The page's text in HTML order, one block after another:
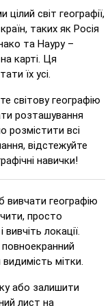
як 'Натисніть
на…',
полегшення
місце.
на…', але після
початкового
на…', але без
на…', але
клавіші 1–4.
світ географії,
таких як Росія
та Науру –
карті. Ця
їх усі.
світову географію
розташування
розмістити всі
відстежуйте
навички!
вивчати географію
просто
локації.
мітки.
або залишити
лист на